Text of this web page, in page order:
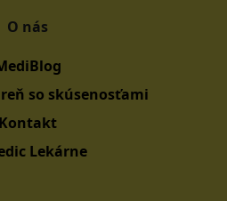
O nás
so skúsenosťami
Kontakt
Lekárne